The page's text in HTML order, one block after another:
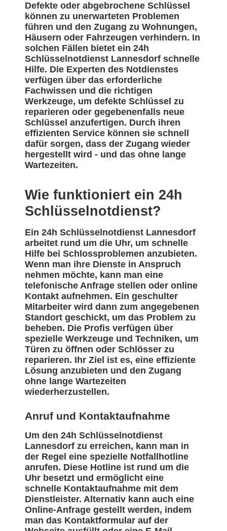
Defekte oder abgebrochene Schlüssel
können zu unerwarteten Problemen
führen und den Zugang zu Wohnungen,
Häusern oder Fahrzeugen verhindern. In
solchen Fällen bietet ein 24h
Schlüsselnotdienst Lannesdorf schnelle
Hilfe. Die Experten des Notdienstes
verfügen über das erforderliche
Fachwissen und die richtigen
Werkzeuge, um defekte Schlüssel zu
reparieren oder gegebenenfalls neue
Schlüssel anzufertigen. Durch ihren
effizienten Service können sie schnell
dafür sorgen, dass der Zugang wieder
hergestellt wird - und das ohne lange
Wartezeiten.
Wie funktioniert ein 24h
Schlüsselnotdienst?
Ein 24h Schlüsselnotdienst Lannesdorf
arbeitet rund um die Uhr, um schnelle
Hilfe bei Schlossproblemen anzubieten.
Wenn man ihre Dienste in Anspruch
nehmen möchte, kann man eine
telefonische Anfrage stellen oder online
Kontakt aufnehmen. Ein geschulter
Mitarbeiter wird dann zum angegebenen
Standort geschickt, um das Problem zu
beheben. Die Profis verfügen über
spezielle Werkzeuge und Techniken, um
Türen zu öffnen oder Schlösser zu
reparieren. Ihr Ziel ist es, eine effiziente
Lösung anzubieten und den Zugang
ohne lange Wartezeiten
wiederherzustellen.
Anruf und Kontaktaufnahme
Um den 24h Schlüsselnotdienst
Lannesdorf zu erreichen, kann man in
der Regel eine spezielle Notfallhotline
anrufen. Diese Hotline ist rund um die
Uhr besetzt und ermöglicht eine
schnelle Kontaktaufnahme mit dem
Dienstleister. Alternativ kann auch eine
Online-Anfrage gestellt werden, indem
man das Kontaktformular auf der